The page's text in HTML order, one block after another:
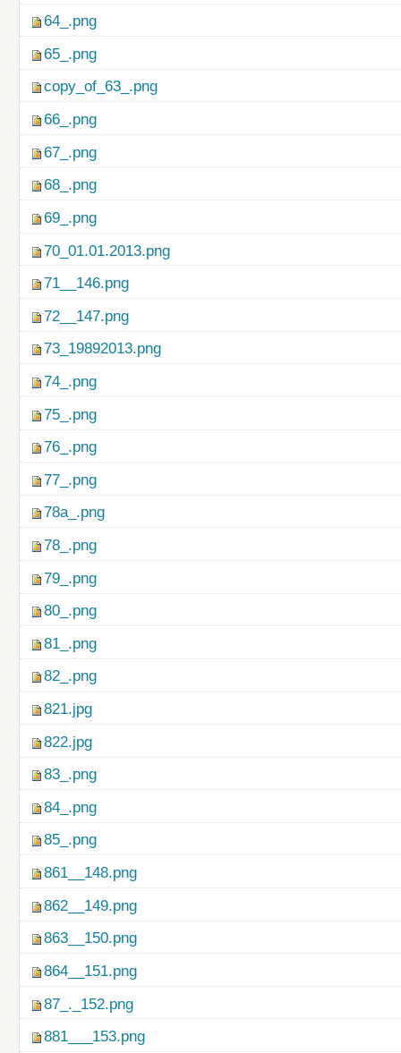
64_.png
65_.png
copy_of_63_.png
66_.png
67_.png
68_.png
69_.png
70_01.01.2013.png
71__146.png
72__147.png
73_19892013.png
74_.png
75_.png
76_.png
77_.png
78a_.png
78_.png
79_.png
80_.png
81_.png
82_.png
821.jpg
822.jpg
83_.png
84_.png
85_.png
861__148.png
862__149.png
863__150.png
864__151.png
87_._152.png
881___153.png